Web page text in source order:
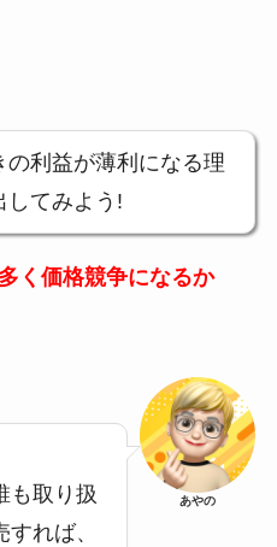
の利益が薄利になる理
してみよう!
く価格競争になるか
も取り扱
れば、
あやの